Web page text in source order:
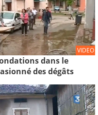
VIDEO
dans le
des dégâts